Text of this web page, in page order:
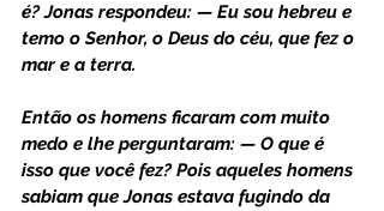
é? Jonas respondeu: — Eu sou hebreu e
temo o Senhor, o Deus do céu, que fez o
mar e a terra.
Então os homens ficaram com muito
medo e lhe perguntaram: — O que é
isso que você fez? Pois aqueles homens
sabiam que Jonas estava fugindo da